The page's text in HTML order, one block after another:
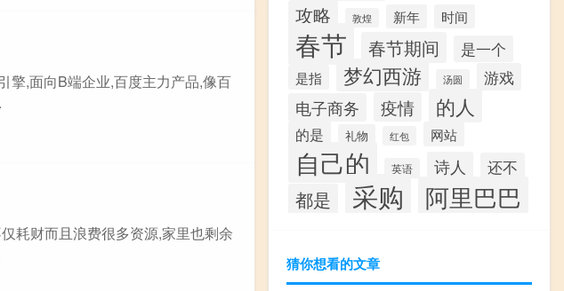
擎,面向B端企业,百度主力产品,像百
耗财而且浪费很多资源,家里也剩余
攻略 敦煌 新年 时间
春节 春节期间 是一个
是指 梦幻西游 汤圆 游戏
电子商务 疫情 的人
的是 礼物 红包 网站
自己的 英语 诗人 还不
都是 采购 阿里巴巴
猜你想看的文章